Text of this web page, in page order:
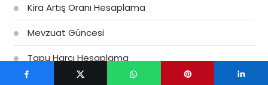
Kira Artış Oranı Hesaplama
Mevzuat Güncesi
Tapu Harcı Hesaplama